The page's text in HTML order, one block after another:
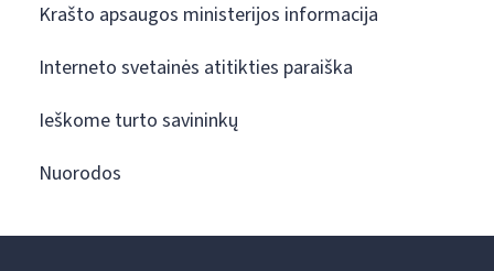
Krašto apsaugos ministerijos informacija
Interneto svetainės atitikties paraiška
Ieškome turto savininkų
Nuorodos